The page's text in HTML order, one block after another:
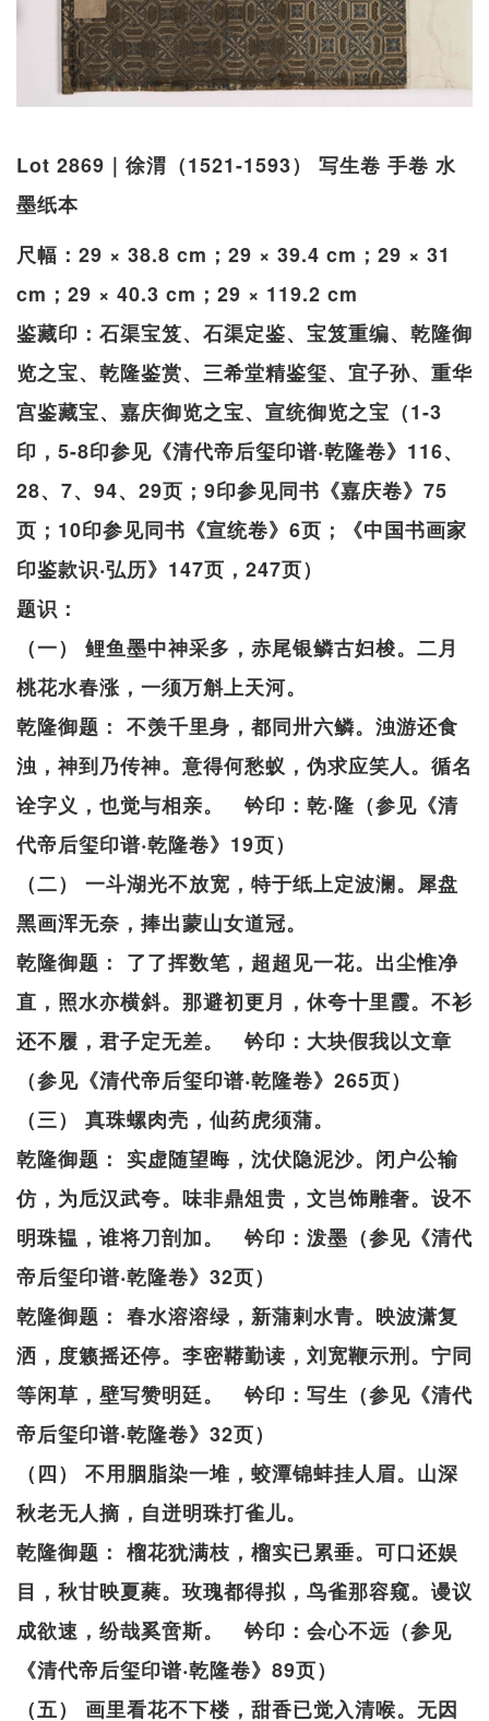
Lot 2869｜徐渭（1521-1593） 写生卷 手卷 水
墨纸本
尺幅：29 × 38.8 cm；29 × 39.4 cm；29 × 31
cm；29 × 40.3 cm；29 × 119.2 cm
鉴藏印：石渠宝笈、石渠定鉴、宝笈重编、乾隆御
览之宝、乾隆鉴赏、三希堂精鉴玺、宜子孙、重华
宫鉴藏宝、嘉庆御览之宝、宣统御览之宝（1-3
印，5-8印参见《清代帝后玺印谱‧乾隆卷》116、
28、7、94、29页；9印参见同书《嘉庆卷》75
页；10印参见同书《宣统卷》6页；《中国书画家
印鉴款识‧弘历》147页，247页）
题识：
（一） 鲤鱼墨中神采多，赤尾银鳞古妇梭。二月
桃花水春涨，一须万斛上天河。
乾隆御题： 不羡千里身，都同卅六鳞。浊游还食
浊，神到乃传神。意得何愁蚁，伪求应笑人。循名
诠字义，也觉与相亲。 钤印：乾‧隆（参见《清
代帝后玺印谱‧乾隆卷》19页）
（二） 一斗湖光不放宽，特于纸上定波澜。犀盘
黑画浑无奈，捧出蒙山女道冠。
乾隆御题： 了了挥数笔，超超见一花。出尘惟净
直，照水亦横斜。那避初更月，休夸十里霞。不衫
还不履，君子定无差。 钤印：大块假我以文章
（参见《清代帝后玺印谱‧乾隆卷》265页）
（三） 真珠螺肉壳，仙药虎须蒲。
乾隆御题： 实虚随望晦，沈伏隐泥沙。闭户公输
仿，为卮汉武夸。味非鼎俎贵，文岂饰雕奢。设不
明珠韫，谁将刀剖加。 钤印：泼墨（参见《清代
帝后玺印谱‧乾隆卷》32页）
乾隆御题： 春水溶溶绿，新蒲剌水青。映波潇复
洒，度籁摇还停。李密鞯勤读，刘宽鞭示刑。宁同
等闲草，壁写赞明廷。 钤印：写生（参见《清代
帝后玺印谱‧乾隆卷》32页）
（四） 不用胭脂染一堆，蛟潭锦蚌挂人眉。山深
秋老无人摘，自迸明珠打雀儿。
乾隆御题： 榴花犹满枝，榴实已累垂。可口还娱
目，秋甘映夏蕤。玫瑰都得拟，鸟雀那容窥。谩议
成欲速，纷哉奚啻斯。 钤印：会心不远（参见
《清代帝后玺印谱‧乾隆卷》89页）
（五） 画里看花不下楼，甜香已觉入清喉。无因